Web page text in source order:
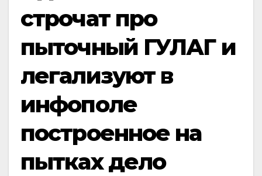
строчат про
пыточный ГУЛАГ и
легализуют в
инфополе
построенное на
пытках дело